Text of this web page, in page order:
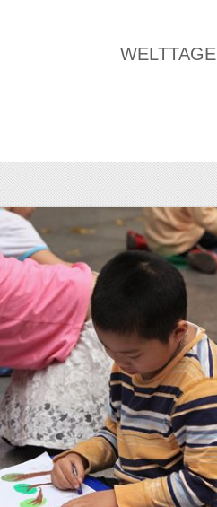
WELTTAGE